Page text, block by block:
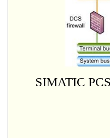
SIMATIC PCS